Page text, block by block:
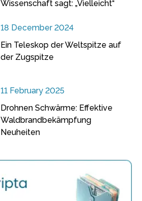
Wissenschaft sagt: „Vielleicht“
18 December 2024
Ein Teleskop der Weltspitze auf
der Zugspitze
11 February 2025
Drohnen Schwärme: Effektive
Waldbrandbekämpfung
Neuheiten